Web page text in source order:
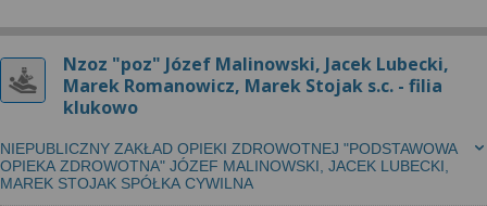
Nzoz "poz" Józef Malinowski, Jacek Lubecki,
Marek Romanowicz, Marek Stojak s.c. - filia
klukowo
NIEPUBLICZNY ZAKŁAD OPIEKI ZDROWOTNEJ "PODSTAWOWA
OPIEKA ZDROWOTNA" JÓZEF MALINOWSKI, JACEK LUBECKI,
MAREK STOJAK SPÓŁKA CYWILNA